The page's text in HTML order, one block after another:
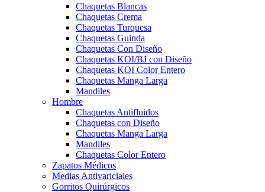
Chaquetas Blancas
Chaquetas Crema
Chaquetas Turquesa
Chaquetas Guinda
Chaquetas Con Diseño
Chaquetas KOI/BJ con Diseño
Chaquetas KOI Color Entero
Chaquetas Manga Larga
Mandiles
Hombre
Chaquetas Antifluidos
Chaquetas con Diseño
Chaquetas Manga Larga
Mandiles
Chaquetas Color Entero
Zapatos Médicos
Medias Antivariciales
Gorritos Quirúrgicos